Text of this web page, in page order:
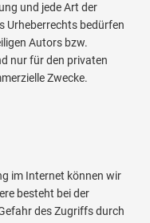
und jede Art der
Urheberrechts bedürfen
Autors bzw.
nur für den privaten
Zwecke.
im Internet können wir
besteht bei der
des Zugriffs durch